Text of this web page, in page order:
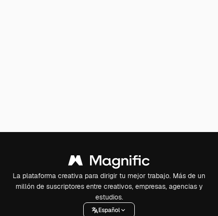
La plataforma creativa para dirigir tu mejor trabajo. Más de un
millón de suscriptores entre creativos, empresas, agencias y
estudios.
Español